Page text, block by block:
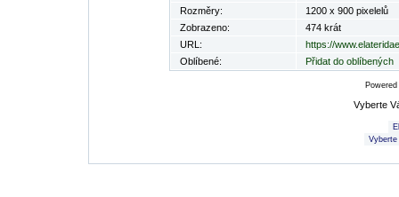
Rozměry:
1200 x 900 pixelelů
Zobrazeno:
474 krát
URL:
https://
Oblíbené:
Přidat do oblíbených
Vyberte